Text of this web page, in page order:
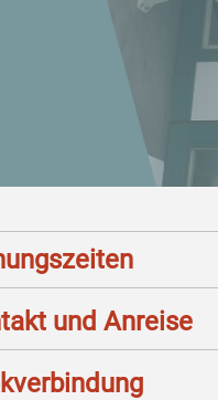
und Anreise